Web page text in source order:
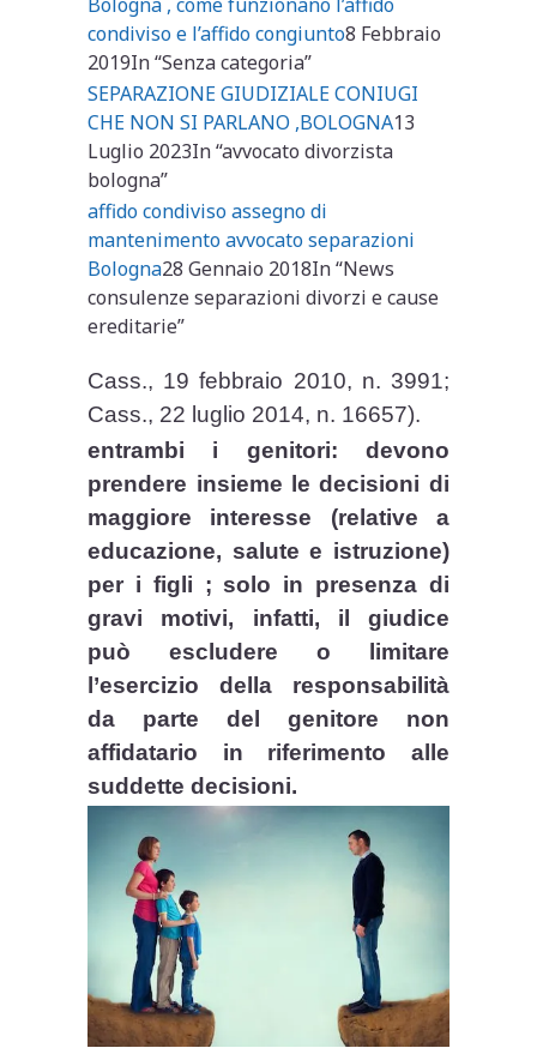
condiviso e l’affido congiunto8 Febbraio
2019In “Senza categoria”
SEPARAZIONE GIUDIZIALE CONIUGI
CHE NON SI PARLANO ,BOLOGNA13
Luglio 2023In “avvocato divorzista
bologna”
affido condiviso assegno di
mantenimento avvocato separazioni
Bologna28 Gennaio 2018In “News
consulenze separazioni divorzi e cause
ereditarie”
Cass., 19 febbraio 2010, n. 3991;
Cass., 22 luglio 2014, n. 16657).
entrambi i genitori: devono
prendere insieme le decisioni di
maggiore interesse (relative a
educazione, salute e istruzione)
per i figli ; solo in presenza di
gravi motivi, infatti, il giudice
può escludere o limitare
l’esercizio della responsabilità
da parte del genitore non
affidatario in riferimento alle
suddette decisioni.